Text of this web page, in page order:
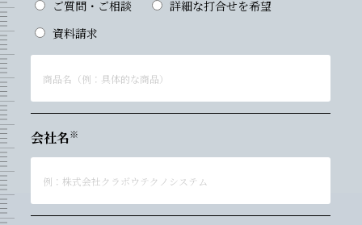
ご質問・ご相談
詳細な打合せを希望
資料請求
会社名